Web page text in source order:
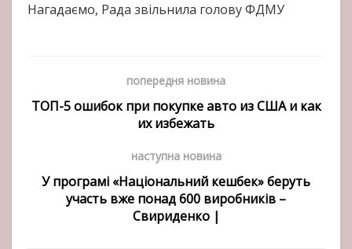
Нагадаємо, Рада звільнила голову ФДМУ
попередня новина
ТОП-5 ошибок при покупке авто из США и как
их избежать
наступна новина
У програмі «Національний кешбек» беруть
участь вже понад 600 виробників –
Свириденко |